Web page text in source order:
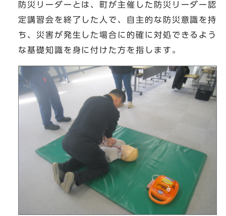
防災リーダーとは、町が主催した防災リーダー認
定講習会を終了した人で、自主的な防災意識を持
ち、災害が発生した場合に的確に対処できるよう
な基礎知識を身に付けた方を指します。